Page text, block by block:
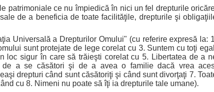
ce nu împiedică în nici un fel drepturile
de a beneficia de toate facilităţile, drepturile şi
a Drepturilor Omului" (cu referire expresă la:
sunt protejate de lege corelat cu 3. Suntem cu toţi
loc sigur în care să trăieşti corelat cu 5. Libertatea de a
de a se căsători şi de a avea o familie dacă vrea
drepturi când sunt căsătoriţi şi când sunt divorţaţi 7.
cu 8. Nimeni nu poate să îţi ia drepturile tale umane).